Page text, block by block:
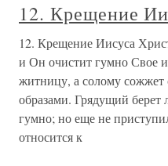
12. Крещение
12. Крещение Иисуса
и Он очистит гумно Свое
житницу, а солому
образами. Грядущий берет
гумно; но еще не
относится к